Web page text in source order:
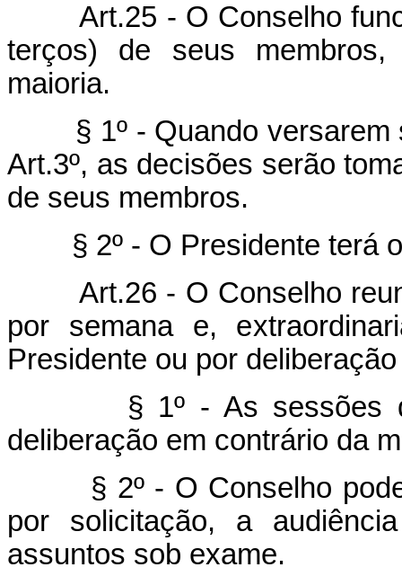
Art.25 - O Conselho
terços) de seus
maioria.
§ 1º - Quando versarem
Art.3º, as decisões serão
de seus membros.
§ 2º - O Presidente terá o
Art.26 - O Conselho
por semana e,
Presidente ou por
§ 1º - As sessões do
deliberação em contrário da
§ 2º - O Conselho
por solicitação, a
assuntos sob exame.